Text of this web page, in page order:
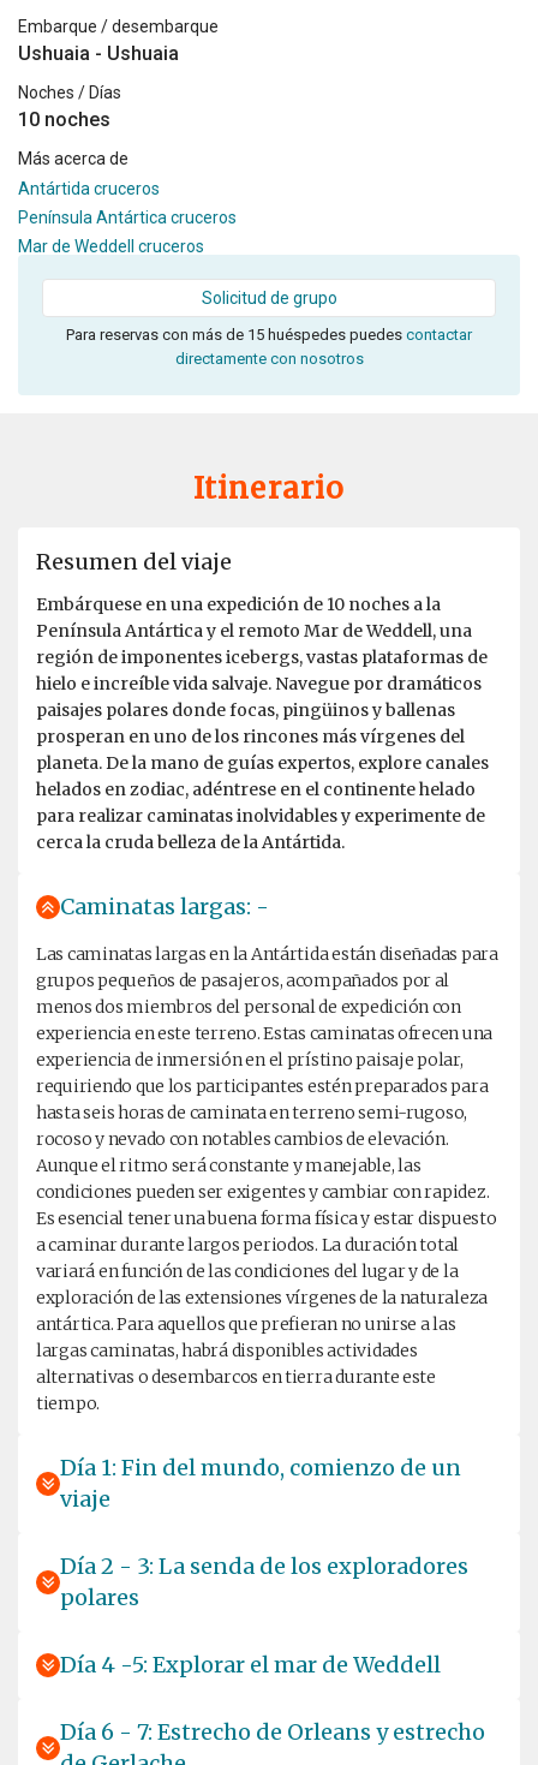
Embarque / desembarque
Ushuaia - Ushuaia
Noches / Días
10 noches
Más acerca de
Antártida cruceros
Península Antártica cruceros
Mar de Weddell cruceros
Solicitud de grupo
Para reservas con más de 15 huéspedes puedes contactar
directamente con nosotros
Itinerario
Resumen del viaje
Embárquese en una expedición de 10 noches a la
Península Antártica y el remoto Mar de Weddell, una
región de imponentes icebergs, vastas plataformas de
hielo e increíble vida salvaje. Navegue por dramáticos
paisajes polares donde focas, pingüinos y ballenas
prosperan en uno de los rincones más vírgenes del
planeta. De la mano de guías expertos, explore canales
helados en zodiac, adéntrese en el continente helado
para realizar caminatas inolvidables y experimente de
cerca la cruda belleza de la Antártida.
Caminatas largas: -
Las caminatas largas en la Antártida están diseñadas para
grupos pequeños de pasajeros, acompañados por al
menos dos miembros del personal de expedición con
experiencia en este terreno. Estas caminatas ofrecen una
experiencia de inmersión en el prístino paisaje polar,
requiriendo que los participantes estén preparados para
hasta seis horas de caminata en terreno semi-rugoso,
rocoso y nevado con notables cambios de elevación.
Aunque el ritmo será constante y manejable, las
condiciones pueden ser exigentes y cambiar con rapidez.
Es esencial tener una buena forma física y estar dispuesto
a caminar durante largos periodos. La duración total
variará en función de las condiciones del lugar y de la
exploración de las extensiones vírgenes de la naturaleza
antártica. Para aquellos que prefieran no unirse a las
largas caminatas, habrá disponibles actividades
alternativas o desembarcos en tierra durante este
tiempo.
Día 1: Fin del mundo, comienzo de un
viaje
Día 2 - 3: La senda de los exploradores
polares
Día 4 -5: Explorar el mar de Weddell
Día 6 - 7: Estrecho de Orleans y estrecho